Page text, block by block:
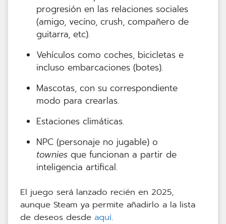
progresión en las relaciones sociales
(amigo, vecino, crush, compañero de
guitarra, etc).
Vehículos como coches, bicicletas e
incluso embarcaciones (botes).
Mascotas, con su correspondiente
modo para crearlas.
Estaciones climáticas.
NPC (personaje no jugable) o
townies que funcionan a partir de
inteligencia artifical.
El juego será lanzado recién en 2025,
aunque Steam ya permite añadirlo a la lista
de deseos desde aquí.